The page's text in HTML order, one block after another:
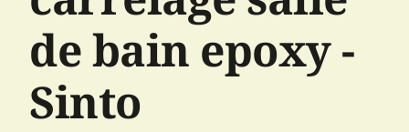
de bain epoxy -
Sinto